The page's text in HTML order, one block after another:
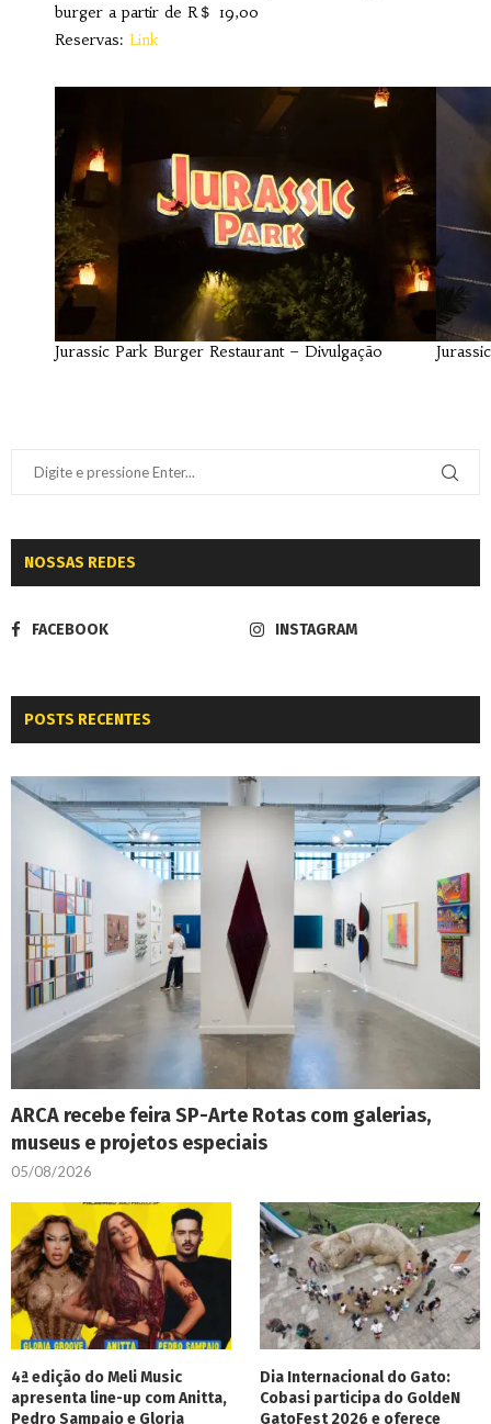
burger a partir de R＄ 19,00
Reservas: Link
Jurassic Park Burger Restaurant – Divulgação
NOSSAS REDES
FACEBOOK INSTAGRAM
POSTS RECENTES
ARCA recebe feira SP-Arte Rotas com galerias,
museus e projetos especiais
05/08/2026
4ª edição do Meli Music
apresenta line-up com Anitta,
Pedro Sampaio e Gloria
Dia Internacional do Gato:
Cobasi participa do GoldeN
GatoFest 2026 e oferece